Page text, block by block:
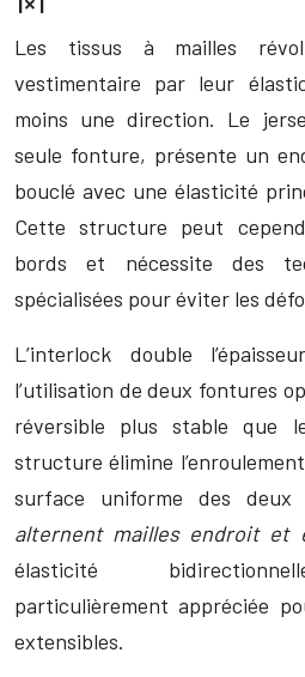
Les tissus à mailles
vestimentaire par leur
moins une direction. Le
seule fonture, présente un
bouclé avec une élasticité
Cette structure peut
bords et nécessite des
spécialisées pour éviter les
L’interlock double
l’utilisation de deux fontures
réversible plus stable que
structure élimine
surface uniforme des deux
alternent mailles endroit et
élasticité
particulièrement appréciée
extensibles.